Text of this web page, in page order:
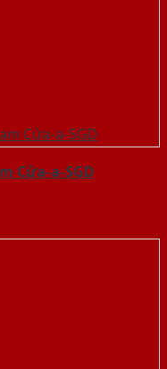
Cửa-a-SGD